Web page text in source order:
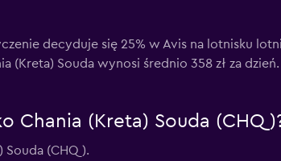
decyduje się 25% w Avis na lotnisku
(Kreta) Souda wynosi średnio 358 zł za
Chania (Kreta) Souda
Souda (CHQ).